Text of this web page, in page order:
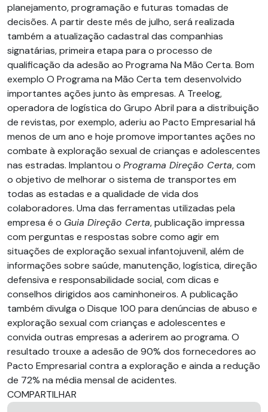
planejamento, programação e futuras tomadas de
decisões. A partir deste mês de julho, será realizada
também a atualização cadastral das companhias
signatárias, primeira etapa para o processo de
qualificação da adesão ao Programa Na Mão Certa. Bom
exemplo O Programa na Mão Certa tem desenvolvido
importantes ações junto às empresas. A Treelog,
operadora de logística do Grupo Abril para a distribuição
de revistas, por exemplo, aderiu ao Pacto Empresarial há
menos de um ano e hoje promove importantes ações no
combate à exploração sexual de crianças e adolescentes
nas estradas. Implantou o Programa Direção Certa, com
o objetivo de melhorar o sistema de transportes em
todas as estadas e a qualidade de vida dos
colaboradores. Uma das ferramentas utilizadas pela
empresa é o Guia Direção Certa, publicação impressa
com perguntas e respostas sobre como agir em
situações de exploração sexual infantojuvenil, além de
informações sobre saúde, manutenção, logística, direção
defensiva e responsabilidade social, com dicas e
conselhos dirigidos aos caminhoneiros. A publicação
também divulga o Disque 100 para denúncias de abuso e
exploração sexual com crianças e adolescentes e
convida outras empresas a aderirem ao programa. O
resultado trouxe a adesão de 90% dos fornecedores ao
Pacto Empresarial contra a exploração e ainda a redução
de 72% na média mensal de acidentes.
COMPARTILHAR